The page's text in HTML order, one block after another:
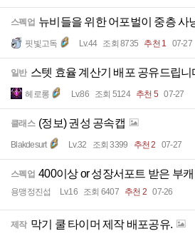
스펙업 뉴비들을 위한 어포벌이 중층 사
핏빛고독 Lv.44 조회 8735 추천 1 07-27
일반 스텟 효율 계산기 배포 공유드립니
헤로롱 Lv.86 조회 5124 추천 5 07-27
클래스 (정보) 권성 공속캡
Blakdesurt Lv.32 조회 3399 추천 2 07-27
스펙업 400이상 or 성장서포트 받은 부
용맹정진섭 Lv.16 조회 6407 추천 2 07-26
제작 막기 쿨 타이머 제작 배포공유.